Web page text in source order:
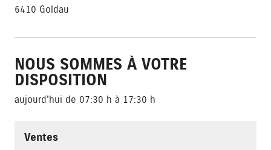
6410 Goldau
NOUS SOMMES À VOTRE
DISPOSITION
aujourd'hui de 07:30 h à 17:30 h
Ventes